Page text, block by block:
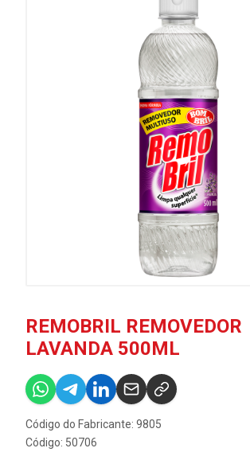
REMOBRIL REMOVEDOR
LAVANDA 500ML
Código do Fabricante: 9805
Código: 50706